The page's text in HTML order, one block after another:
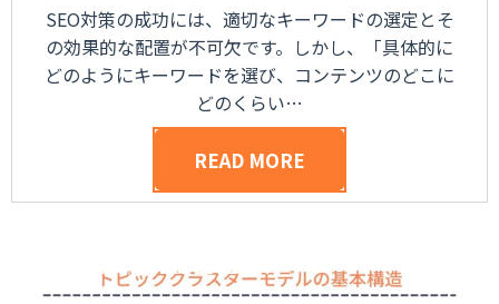
SEO対策の成功には、適切なキーワードの選定とそ
の効果的な配置が不可欠です。しかし、「具体的に
どのようにキーワードを選び、コンテンツのどこに
どのくらい…
READ MORE
POSTED ON MAY 29, 2024